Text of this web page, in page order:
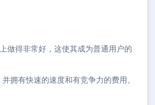
做得非常好，这使其成为普通用户的
拥有快速的速度和有竞争力的费用。